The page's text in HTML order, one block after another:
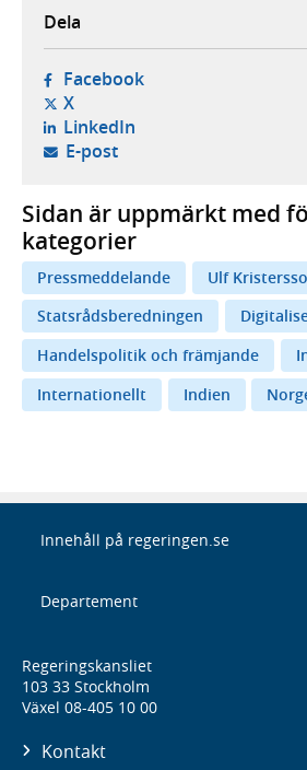
Dela
Facebook- öppnas i ny flik,
X- öppnas i ny flik, extern
LinkedIn- öppnas i ny flik,
E-post- öppnar din e-
Sidan är uppmärkt med
kategorier
Pressmeddelande
Ulf
Statsrådsberedningen
Handelspolitik och främjande
Internationellt
Indien
Innehåll på regeringen.se
Departement
Regeringskansliet
103 33 Stockholm
Växel 08-405 10 00
Kontakt